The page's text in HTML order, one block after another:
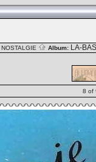
NOSTALGIE Album: LA-BAS
8 of